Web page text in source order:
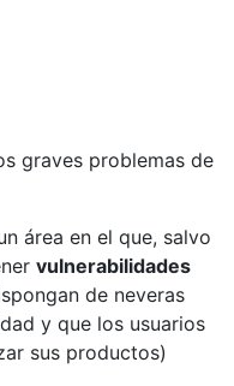
graves problemas de
área en el que, salvo
vulnerabilidades
de neveras
y que los usuarios
sus productos)